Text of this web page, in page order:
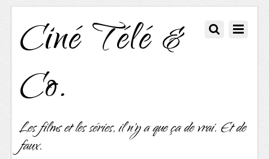
Ciné Télé &
Co.
Les films et les séries, il n'y a que ça de vrai. Et de
faux.